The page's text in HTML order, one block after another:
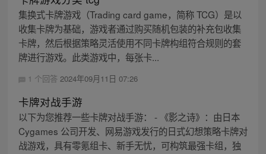
集换式卡牌游戏（Trading card game，简称 TCG）是以
收集卡牌为基础，游戏者通过购买随机包装的补充包收集
卡牌，然后根据策略灵活使用不同卡牌构组符合规则的套
牌进行游戏。此类游戏中，每张卡...
1 个回答 2024年09月11日 07:26
卡牌对战手游
以下为您推荐一些卡牌对战手游： - 《影之诗》：由日本
Cygames 公司开发、网易游戏发行的日式幻想策略卡牌对
战游戏，具有零氪组卡、新手无忧，可构筑最强卡组，独